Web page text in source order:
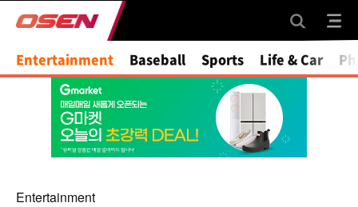
Entertainment Baseball Sports Life & Car
Entertainment